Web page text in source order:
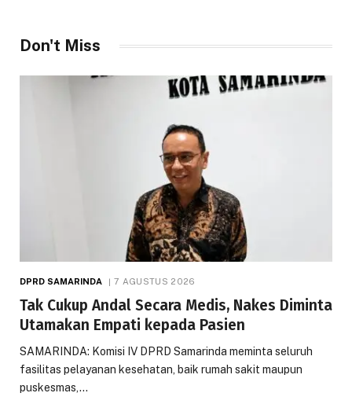
Don't Miss
DPRD SAMARINDA 7 AGUSTUS 2026
Tak Cukup Andal Secara Medis, Nakes Diminta
Utamakan Empati kepada Pasien
SAMARINDA: Komisi IV DPRD Samarinda meminta seluruh
fasilitas pelayanan kesehatan, baik rumah sakit maupun
puskesmas,…